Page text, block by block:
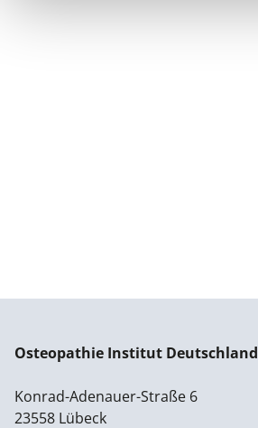
Osteopathie Institut Deutschland
Konrad-Adenauer-Straße 6
23558 Lübeck